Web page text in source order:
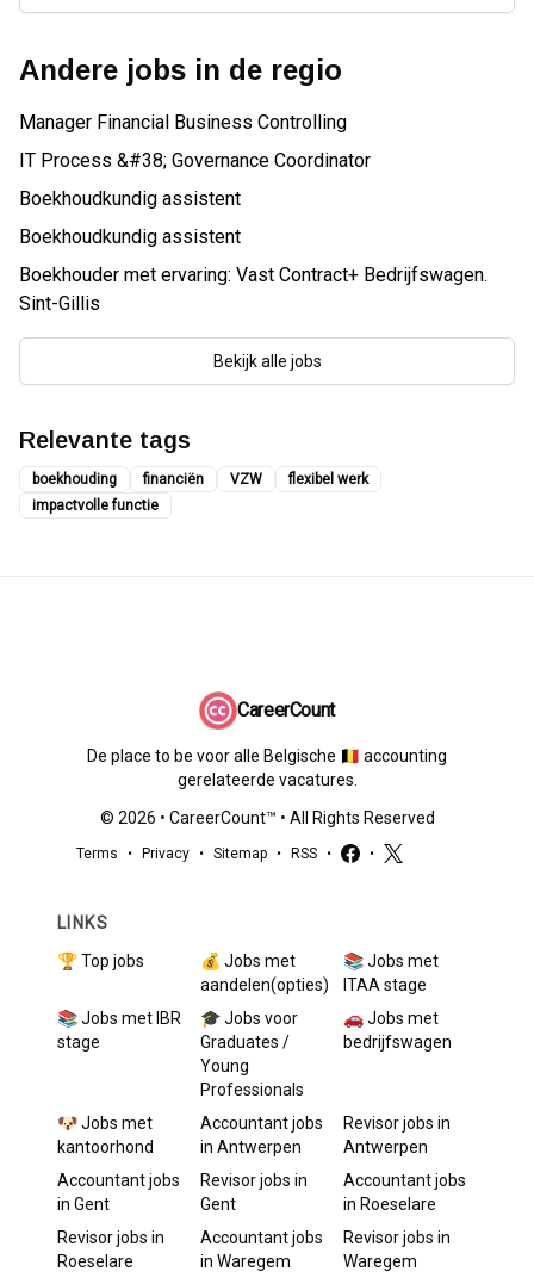
Andere jobs in de regio
Manager Financial Business Controlling
IT Process &#38; Governance Coordinator
Boekhoudkundig assistent
Boekhoudkundig assistent
Boekhouder met ervaring: Vast Contract+ Bedrijfswagen.
Sint-Gillis
Bekijk alle jobs
Relevante tags
boekhouding financiën VZW
flexibel werk
impactvolle functie
CareerCount
De place to be voor alle Belgische 🇧🇪 accounting
gerelateerde vacatures.
© 2026 • CareerCount™ • All Rights Reserved
Terms • Privacy • Sitemap • RSS • •
LINKS
🏆 Top jobs
💰 Jobs met
aandelen(opties)
📚 Jobs met
ITAA stage
📚 Jobs met IBR
stage
🎓 Jobs voor
Graduates /
Young
Professionals
🚗 Jobs met
bedrijfswagen
🐶 Jobs met
kantoorhond
Accountantjobs
in Antwerpen
Revisorjobs in
Antwerpen
Accountantjobs
in Gent
Revisorjobs in
Gent
Accountantjobs
in Roeselare
Revisorjobs in
Roeselare
Accountantjobs
in Waregem
Revisorjobs in
Waregem